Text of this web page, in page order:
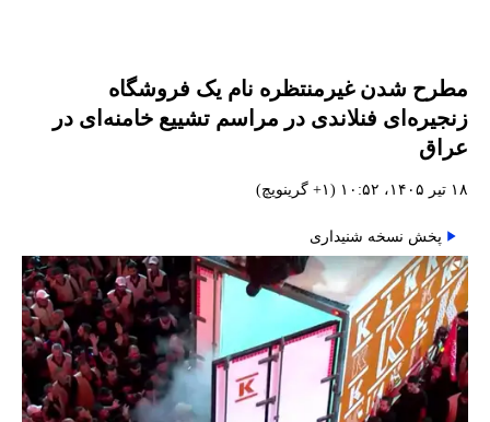
مطرح شدن غیرمنتظره نام یک فروشگاه
زنجیره‌ای فنلاندی در مراسم تشییع خامنه‌ای در
عراق
۱۸ تیر ۱۴۰۵، ۱۰:۵۲ (‎+۱ گرینویچ)
پخش نسخه شنیداری